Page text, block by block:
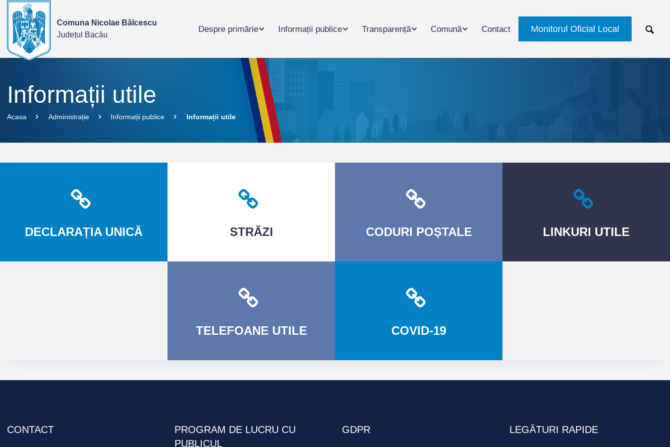
Comuna Nicolae Bălcescu
Județul Bacău
Despre primărie Informații publice Transparență Comună Contact Monitorul Oficial Local
Informații utile
Acasa Administrație Informații publice Informații utile
DECLARAȚIAUNICĂ STRĂZI CODURI POȘTALE LINKURI UTILE
TELEFOANE UTILE COVID-19
CONTACT
PROGRAM DE LUCRU CU
PUBLICUL
GDPR LEGĂTURI RAPIDE